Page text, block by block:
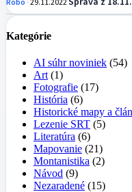
Kategórie
AI súhr noviniek (54)
Art (1)
Fotografie (17)
História (6)
Historické mapy a
Lezenie SRT (5)
Literatúra (6)
Mapovanie (21)
Montanistika (2)
Návod (9)
Nezaradené (15)